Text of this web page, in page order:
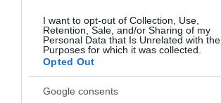
I want to opt-out of Collection, Use,
Retention, Sale, and/or Sharing of my
Personal Data that Is Unrelated with the
Purposes for which it was collected.
Opted Out
Google consents